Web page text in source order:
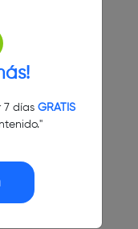
días GRATIS